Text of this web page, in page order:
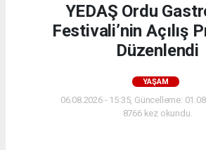
YEDAŞ Ordu
Festivali’nin Açılış
Düzenlendi
YAŞAM
06.08.2026 - 15:35, Güncelleme:
8766 kez okundu.